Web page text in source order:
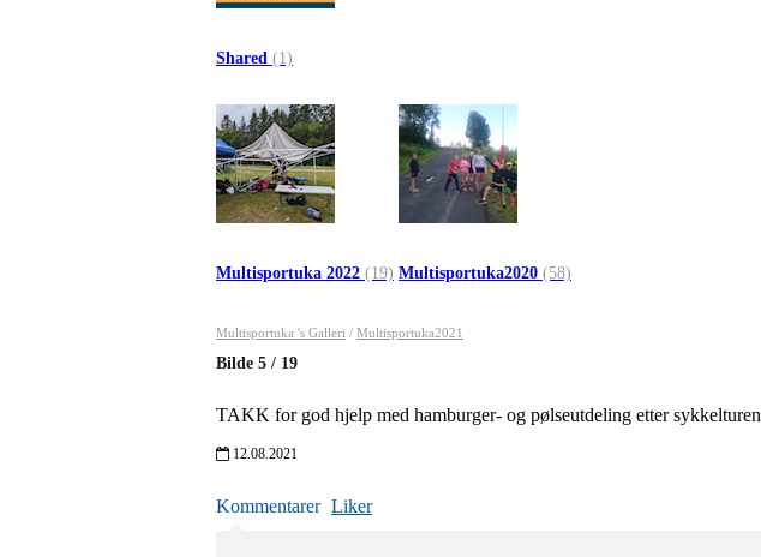
Shared (1)
Multisportuka 2022 (19) Multisportuka2020 (58)
Multisportuka 's Galleri / Multisportuka2021
Bilde 5 / 19
TAKK for god hjelp med hamburger- og pølseutdeling etter sykkelturen
12.08.2021
Kommentarer Liker